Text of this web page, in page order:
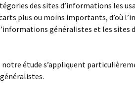
des sites d’informations les
plus ou moins importants, d’où
généralistes et les sites
notre étude s’appliquent